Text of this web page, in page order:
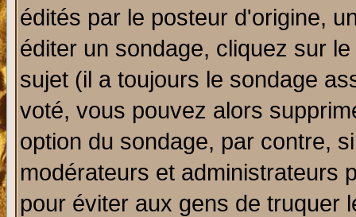
édités par le posteur d'origine,
éditer un sondage, cliquez sur
sujet (il a toujours le sondage
voté, vous pouvez alors
option du sondage, par contre,
modérateurs et administrateurs
pour éviter aux gens de truquer